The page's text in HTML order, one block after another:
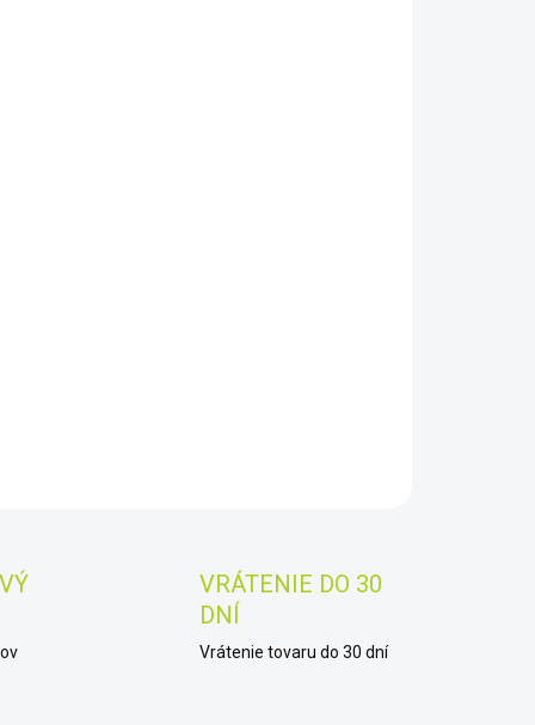
VRÁTENIE DO 30
DNÍ
Vrátenie tovaru do 30 dní